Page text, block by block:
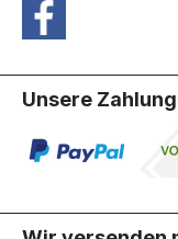
Unsere